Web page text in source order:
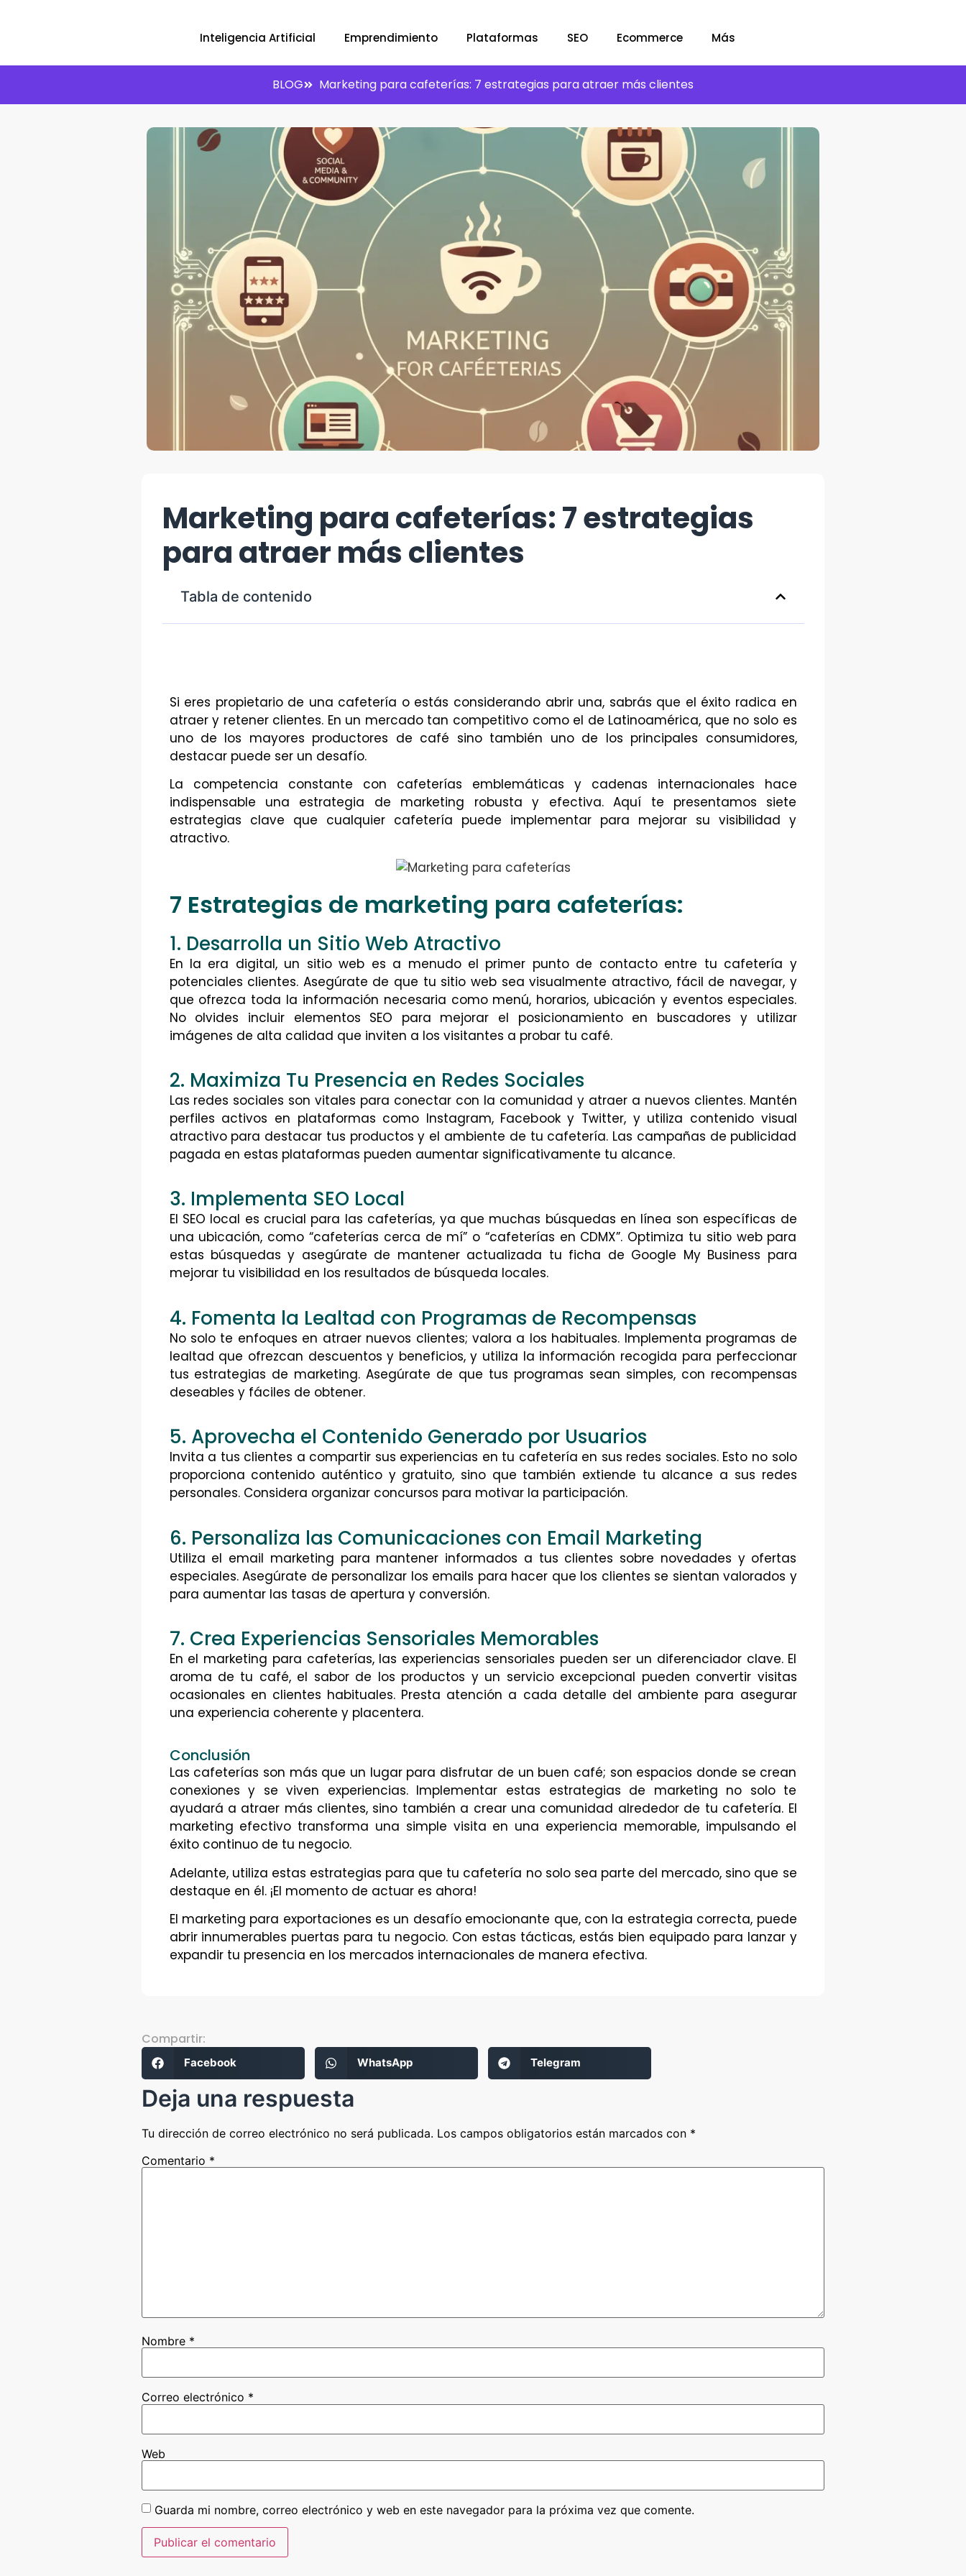
Inteligencia Artificial Emprendimiento Plataformas SEO Ecommerce Más
BLOG Marketing para cafeterías: 7 estrategias para atraer más clientes
Marketing para cafeterías: 7 estrategias
para atraer más clientes
Tabla de contenido
Si eres propietario de una cafetería o estás considerando abrir una, sabrás que el éxito radica en
atraer y retener clientes. En un mercado tan competitivo como el de Latinoamérica, que no solo es
uno de los mayores productores de café sino también uno de los principales consumidores,
destacar puede ser un desafío.
La competencia constante con cafeterías emblemáticas y cadenas internacionales hace
indispensable una estrategia de marketing robusta y efectiva. Aquí te presentamos siete
estrategias clave que cualquier cafetería puede implementar para mejorar su visibilidad y
atractivo.
7 Estrategias de marketing para cafeterías:
1. Desarrolla un Sitio Web Atractivo
En la era digital, un sitio web es a menudo el primer punto de contacto entre tu cafetería y
potenciales clientes. Asegúrate de que tu sitio web sea visualmente atractivo, fácil de navegar, y
que ofrezca toda la información necesaria como menú, horarios, ubicación y eventos especiales.
No olvides incluir elementos SEO para mejorar el posicionamiento en buscadores y utilizar
imágenes de alta calidad que inviten a los visitantes a probar tu café.
2. Maximiza Tu Presencia en Redes Sociales
Las redes sociales son vitales para conectar con la comunidad y atraer a nuevos clientes. Mantén
perfiles activos en plataformas como Instagram, Facebook y Twitter, y utiliza contenido visual
atractivo para destacar tus productos y el ambiente de tu cafetería. Las campañas de publicidad
pagada en estas plataformas pueden aumentar significativamente tu alcance.
3. Implementa SEO Local
El SEO local es crucial para las cafeterías, ya que muchas búsquedas en línea son específicas de
una ubicación, como “cafeterías cerca de mí” o “cafeterías en CDMX”. Optimiza tu sitio web para
estas búsquedas y asegúrate de mantener actualizada tu ficha de Google My Business para
mejorar tu visibilidad en los resultados de búsqueda locales.
4. Fomenta la Lealtad con Programas de Recompensas
No solo te enfoques en atraer nuevos clientes; valora a los habituales. Implementa programas de
lealtad que ofrezcan descuentos y beneficios, y utiliza la información recogida para perfeccionar
tus estrategias de marketing. Asegúrate de que tus programas sean simples, con recompensas
deseables y fáciles de obtener.
5. Aprovecha el Contenido Generado por Usuarios
Invita a tus clientes a compartir sus experiencias en tu cafetería en sus redes sociales. Esto no solo
proporciona contenido auténtico y gratuito, sino que también extiende tu alcance a sus redes
personales. Considera organizar concursos para motivar la participación.
6. Personaliza las Comunicaciones con Email Marketing
Utiliza el email marketing para mantener informados a tus clientes sobre novedades y ofertas
especiales. Asegúrate de personalizar los emails para hacer que los clientes se sientan valorados y
para aumentar las tasas de apertura y conversión.
7. Crea Experiencias Sensoriales Memorables
En el marketing para cafeterías, las experiencias sensoriales pueden ser un diferenciador clave. El
aroma de tu café, el sabor de los productos y un servicio excepcional pueden convertir visitas
ocasionales en clientes habituales. Presta atención a cada detalle del ambiente para asegurar
una experiencia coherente y placentera.
Conclusión
Las cafeterías son más que un lugar para disfrutar de un buen café; son espacios donde se crean
conexiones y se viven experiencias. Implementar estas estrategias de marketing no solo te
ayudará a atraer más clientes, sino también a crear una comunidad alrededor de tu cafetería. El
marketing efectivo transforma una simple visita en una experiencia memorable, impulsando el
éxito continuo de tu negocio.
Adelante, utiliza estas estrategias para que tu cafetería no solo sea parte del mercado, sino que se
destaque en él. ¡El momento de actuar es ahora!
El marketing para exportaciones es un desafío emocionante que, con la estrategia correcta, puede
abrir innumerables puertas para tu negocio. Con estas tácticas, estás bien equipado para lanzar y
expandir tu presencia en los mercados internacionales de manera efectiva.
Compartir:
Facebook WhatsApp Telegram
Deja una respuesta
Tu dirección de correo electrónico no será publicada. Los campos obligatorios están marcados con *
Comentario *
Nombre *
Correo electrónico *
Web
Guarda mi nombre, correo electrónico y web en este navegador para la próxima vez que comente.